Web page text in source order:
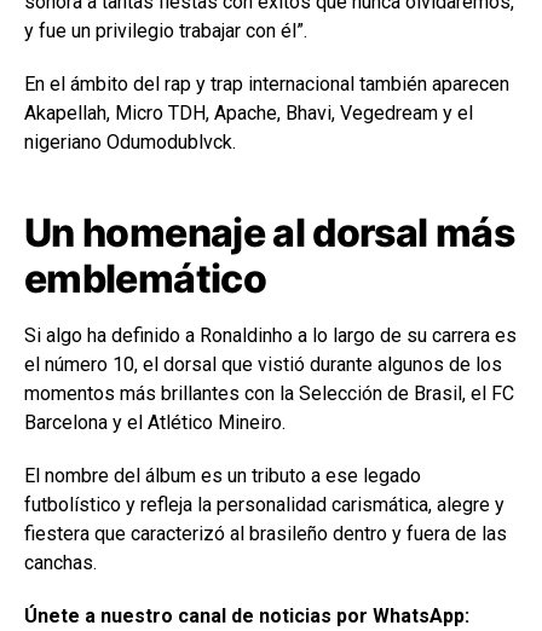
y fue un privilegio trabajar con él”.
En el ámbito del rap y trap internacional también aparecen
Akapellah, Micro TDH, Apache, Bhavi, Vegedream y el
nigeriano Odumodublvck.
Un homenaje al dorsal más
emblemático
Si algo ha definido a Ronaldinho a lo largo de su carrera es
el número 10, el dorsal que vistió durante algunos de los
momentos más brillantes con la Selección de Brasil, el FC
Barcelona y el Atlético Mineiro.
El nombre del álbum es un tributo a ese legado
futbolístico y refleja la personalidad carismática, alegre y
fiestera que caracterizó al brasileño dentro y fuera de las
canchas.
Únete a nuestro canal de noticias por WhatsApp: